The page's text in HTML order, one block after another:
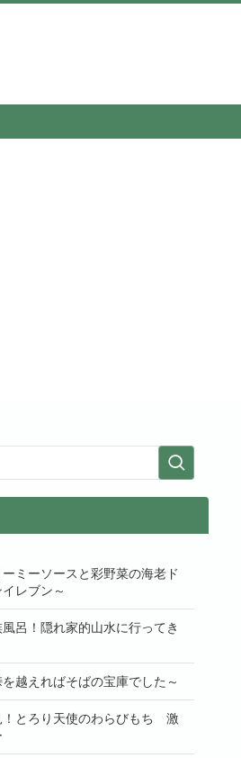
ミーソースと彩野菜の海老ド
レブン～
呂！隠れ家的山水に行ってき
越えればそばの宝庫でした～
！とろり天使のわらびもち 激